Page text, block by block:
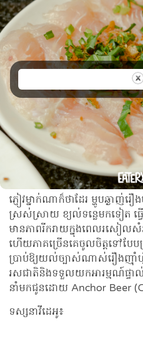
ភ្ញៀវម្នាក់ណាក៏ថាដែរ ម្ហូបឆ្ងាញ់
ស្រស់ស្រាយ ខ្យល់ទន្លេមកទៀត ធ្វ
មានភាពរីករាយក្នុងពេលរសៀលសំរ
ហើយភាគច្រើនគេចូលចិត្តទៅបែ
ប្រាប់ឱ្យយល់ច្បាស់ណាស់រឿងញ៉ាំហ្
រសជាតិនិងទទួលយកអារម្មណ៍ផ្ទាល់
នាំមកជូនដោយ Anchor Beer
ទស្សនាវីដេអូ៖